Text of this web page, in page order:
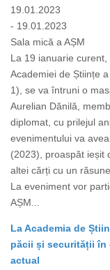
19.01.2023
- 19.01.2023
Sala mică a AȘM
La 19 ianuarie
Academiei de Științe
1), se va întruni o
Aurelian Dănilă,
diplomat, cu prilejul
evenimentului va
(2023), proaspăt ieșit
altei cărți cu un
La eveniment vor
AȘM...
La Academia de
păcii și securității
actual